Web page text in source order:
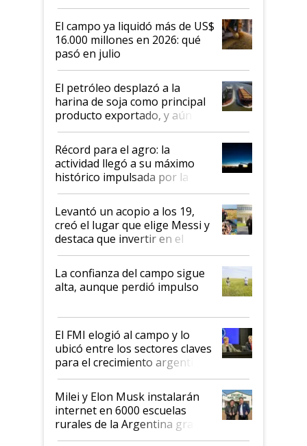
El campo ya liquidó más de US$
16.000 millones en 2026: qué
pasó en julio
El petróleo desplazó a la
harina de soja como principal
producto exportado, y aún así
el agro aportó casi seis de cada
diez dólares y sostuvo el
liderazgo en un semestre
récord
Récord para el agro: la
actividad llegó a su máximo
histórico impulsada por la
cosecha y las exportaciones
Levantó un acopio a los 19,
creó el lugar que elige Messi y
destaca que invertir en el
kirchnerismo era como "darle
plata a un hijo para droga":
Juan Félix Rossetti, el libertario
que de una dura crisis salió
de Milei
La confianza del campo sigue
alta, aunque perdió impulso
El FMI elogió al campo y lo
ubicó entre los sectores claves
para el crecimiento argentino
Milei y Elon Musk instalarán
internet en 6000 escuelas
rurales de la Argentina gracias
a un acuerdo con Starlink